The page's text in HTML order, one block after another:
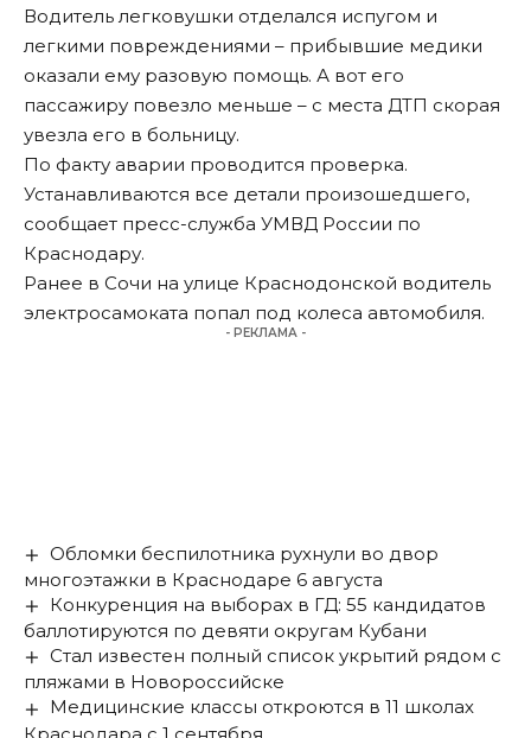
Водитель легковушки отделался испугом и
легкими повреждениями – прибывшие медики
оказали ему разовую помощь. А вот его
пассажиру повезло меньше – с места ДТП скорая
увезла его в больницу.
По факту аварии проводится проверка.
Устанавливаются все детали произошедшего,
сообщает пресс-служба УМВД России по
Краснодару.
Ранее в Сочи на улице Краснодонской водитель
электросамоката попал под колеса автомобиля.
- РЕКЛАМА -
Обломки беспилотника рухнули во двор
многоэтажки в Краснодаре 6 августа
Конкуренция на выборах в ГД: 55 кандидатов
баллотируются по девяти округам Кубани
Стал известен полный список укрытий рядом с
пляжами в Новороссийске
Медицинские классы откроются в 11 школах
Краснодара с 1 сентября